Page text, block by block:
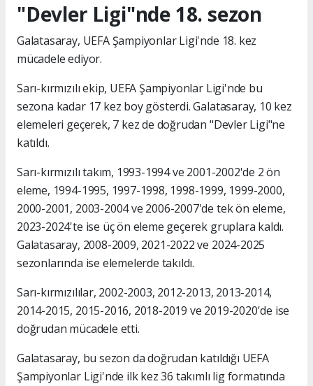
"Devler Ligi"nde 18. sezon
Galatasaray, UEFA Şampiyonlar Ligi'nde 18. kez
mücadele ediyor.
Sarı-kırmızılı ekip, UEFA Şampiyonlar Ligi'nde bu
sezona kadar 17 kez boy gösterdi. Galatasaray, 10 kez
elemeleri geçerek, 7 kez de doğrudan "Devler Ligi"ne
katıldı.
Sarı-kırmızılı takım, 1993-1994 ve 2001-2002'de 2 ön
eleme, 1994-1995, 1997-1998, 1998-1999, 1999-2000,
2000-2001, 2003-2004 ve 2006-2007'de tek ön eleme,
2023-2024'te ise üç ön eleme geçerek gruplara kaldı.
Galatasaray, 2008-2009, 2021-2022 ve 2024-2025
sezonlarında ise elemelerde takıldı.
Sarı-kırmızılılar, 2002-2003, 2012-2013, 2013-2014,
2014-2015, 2015-2016, 2018-2019 ve 2019-2020'de ise
doğrudan mücadele etti.
Galatasaray, bu sezon da doğrudan katıldığı UEFA
Şampiyonlar Ligi'nde ilk kez 36 takımlı lig formatında